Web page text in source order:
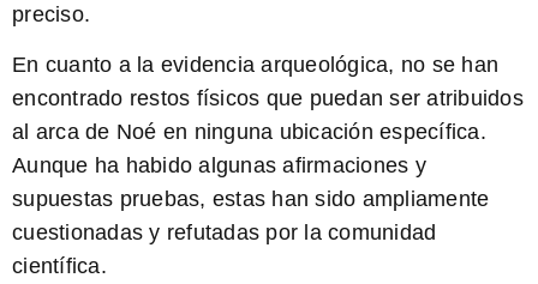
preciso.
En cuanto a la evidencia arqueológica, no se han
encontrado restos físicos que puedan ser atribuidos
al arca de Noé en ninguna ubicación específica.
Aunque ha habido algunas afirmaciones y
supuestas pruebas, estas han sido ampliamente
cuestionadas y refutadas por la comunidad
científica.